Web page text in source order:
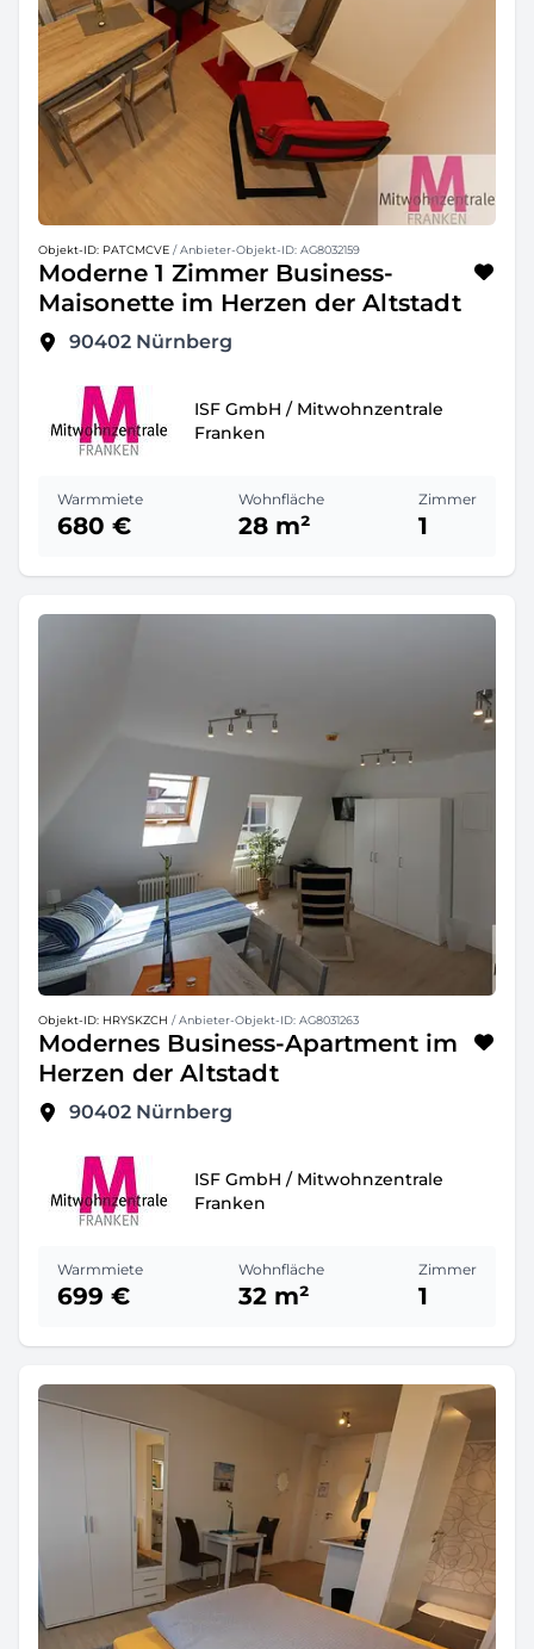
Objekt-ID: PATCMCVE / Anbieter-Objekt-ID: AG8032159
Moderne 1 Zimmer Business-
Maisonette im Herzen der Altstadt
90402 Nürnberg
ISF GmbH / Mitwohnzentrale
Franken
Warmmiete
680 €
Wohnfläche
28 m²
Zimmer
1
Objekt-ID: HRYSKZCH / Anbieter-Objekt-ID: AG8031263
Modernes Business-Apartment im
Herzen der Altstadt
90402 Nürnberg
ISF GmbH / Mitwohnzentrale
Franken
Warmmiete
699 €
Wohnfläche
32 m²
Zimmer
1